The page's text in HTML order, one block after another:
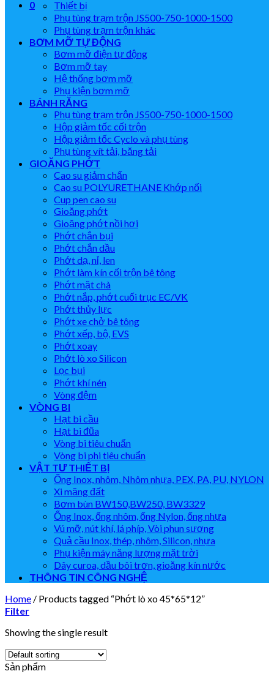
0
Thiết bị
Phụ tùng trạm trộn JS500-750-1000-1500
Phụ tùng trạm trộn khác
BƠM MỠ TỰ ĐỘNG
Bơm mỡ điện tự động
Bơm mỡ tay
Hệ thống bơm mỡ
Phụ kiện bơm mỡ
BÁNH RĂNG
Phụ tùng trạm trộn JS500-750-1000-1500
Hộp giảm tốc cối trộn
Hộp giảm tốc Cyclo và phụ tùng
Phụ tùng vít tải, băng tải
GIOĂNG PHỚT
Cao su giảm chấn
Cao su POLYURETHANE Khớp nối
Cup pen cao su
Gioăng phớt
Gioăng phớt nồi hơi
Phớt chắn bụi
Phớt chắn dầu
Phớt dạ, nỉ, len
Phớt làm kín cối trộn bê tông
Phớt mặt chà
Phớt nắp, phớt cuối trục EC/VK
Phớt thủy lực
Phớt xe chở bê tông
Phớt xếp, bộ, EVS
Phớt xoay
Phớt lò xo Silicon
Lọc bụi
Phớt khí nén
Vòng đệm
VÒNG BI
Hạt bi cầu
Hạt bi đũa
Vòng bi tiêu chuẩn
Vòng bi phi tiêu chuẩn
VẬT TƯ THIẾT BỊ
Ống Inox, nhôm, Nhôm nhựa, PEX, PA, PU, NYLON
Xi măng đất
Bơm bùn BW150,BW250, BW3329
Ống Inox, ống nhôm, ống Nylon, ống nhựa
Vú mỡ, nút khí, lá phíp, Vòi phun sương
Quả cầu Inox, thép, nhôm, Silicon, nhựa
Phụ kiện máy năng lượng mặt trời
Dây curoa, dầu bôi trơn, gioăng kín nước
THÔNG TIN CÔNG NGHỆ
Home / Products tagged “Phớt lò xo 45*65*12”
Filter
Showing the single result
Sản phẩm